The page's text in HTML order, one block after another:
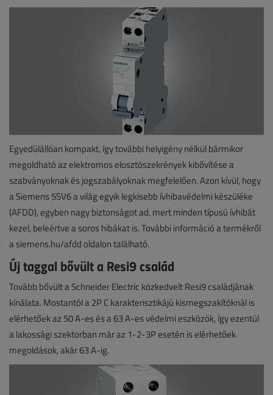
Egyedülállóan kompakt, így további helyigény nélkül bármikor
megoldható az elektromos elosztószekrények kibővítése a
szabványoknak és jogszabályoknak megfelelően. Azon kívül, hogy
a Siemens 5SV6 a világ egyik legkisebb ívhibavédelmi készüléke
(AFDD), egyben nagy biztonságot ad, mert minden típusú ívhibát
kezel, beleértve a soros hibákat is. További információ a termékről
a siemens.hu/afdd oldalon található.
Új taggal bővült a Resi9 család
Tovább bővült a Schneider Electric közkedvelt Resi9 családjának
kínálata. Mostantól a 2P C karakterisztikájú kismegszakítóknál is
elérhetőek az 50 A-es és a 63 A-es védelmi eszközök, így ezentúl
a lakossági szektorban már az 1-2-3P esetén is elérhetőek
megoldások, akár 63 A-ig.